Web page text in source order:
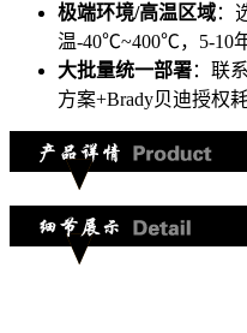
极端环境/高温区域：
温-40℃~400℃，5-10
大批量统一部署：联
方案+Brady贝迪授权